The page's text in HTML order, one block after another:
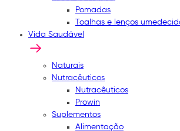
Pomadas
Toalhas e lenços
Vida Saudável
Naturais
Nutracêuticos
Nutracêuticos
Prowin
Suplementos
Alimentação